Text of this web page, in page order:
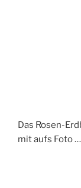
Das Rosen-
mit aufs Foto …